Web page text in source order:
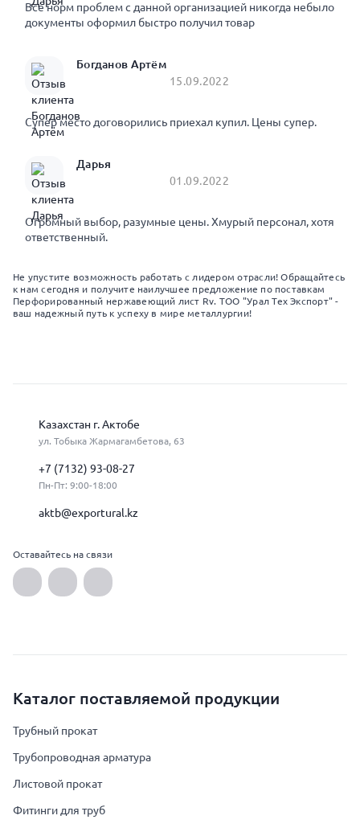
Все норм проблем с данной организацией никогда небыло
документы оформил быстро получил товар
Богданов Артём
15.09.2022
Супер место договорились приехал купил. Цены супер.
Дарья
01.09.2022
Огромный выбор, разумные цены. Хмурый персонал, хотя
ответственный.
Не упустите возможность работать с лидером отрасли! Обращайтесь
к нам сегодня и получите наилучшее предложение по поставкам
Перфорированный нержавеющий лист Rv. ТОО "Урал Тех Экспорт" -
ваш надежный путь к успеху в мире металлургии!
Казахстан г. Актобе
ул. Тобыка Жармагамбетова, 63
+7 (7132) 93-08-27
Пн-Пт: 9:00-18:00
aktb@exportural.kz
Оставайтесь на связи
Каталог поставляемой продукции
Трубный прокат
Трубопроводная арматура
Листовой прокат
Фитинги для труб